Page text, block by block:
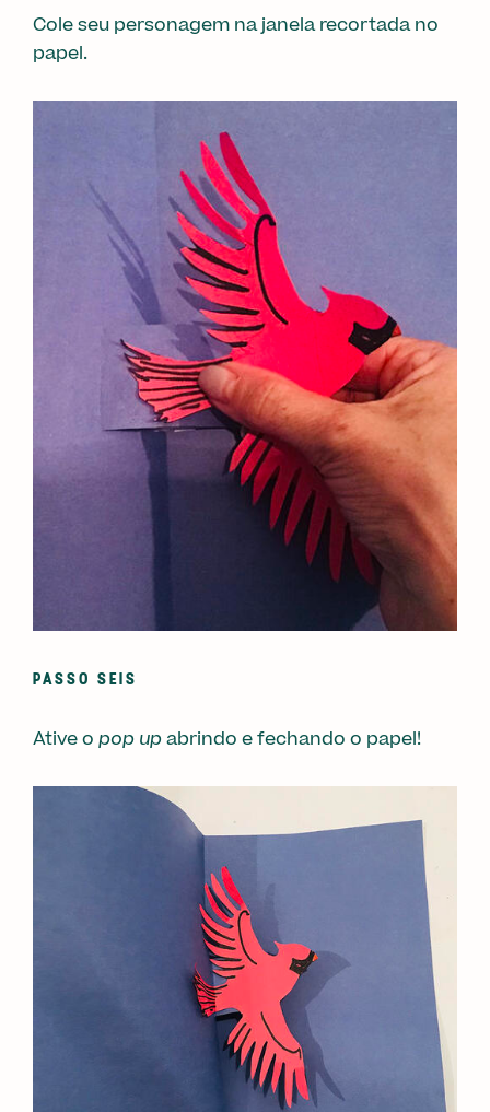
Cole seu personagem na janela recortada no
papel.
PASSO SEIS
Ative o pop upabrindo e fechando o papel!